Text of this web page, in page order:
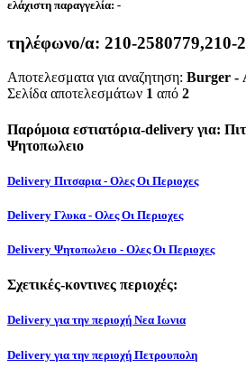
ελάχιστη παραγγελία: -
τηλέφωνο/α: 210-2580779,210-
Αποτελεσματα για αναζητηση: Burger -
Σελίδα αποτελεσμάτων 1 από 2
Παρόμοια εστιατόρια-delivery για:
Ψητοπωλειο
Delivery Πιτσαρια - Ολες Οι Περιοχες
Delivery Γλυκα - Ολες Οι Περιοχες
Delivery Ψητοπωλειο - Ολες Οι Περιοχες
Σχετικές-κοντινες περιοχές:
Delivery για την περιοχή Νεα Ιωνια
Delivery για την περιοχή Πετρουπολη